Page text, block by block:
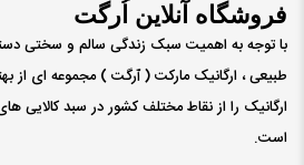
فروشگاه آنلاین اُرگت
با توجه به اهمیت سبک زندگی سالم و سختی
طبیعی ، ارگانیک مارکت ( ٱرگت ) مجموعه ای از
ارگانیک را از نقاط مختلف کشور در سبد کالایی
است.